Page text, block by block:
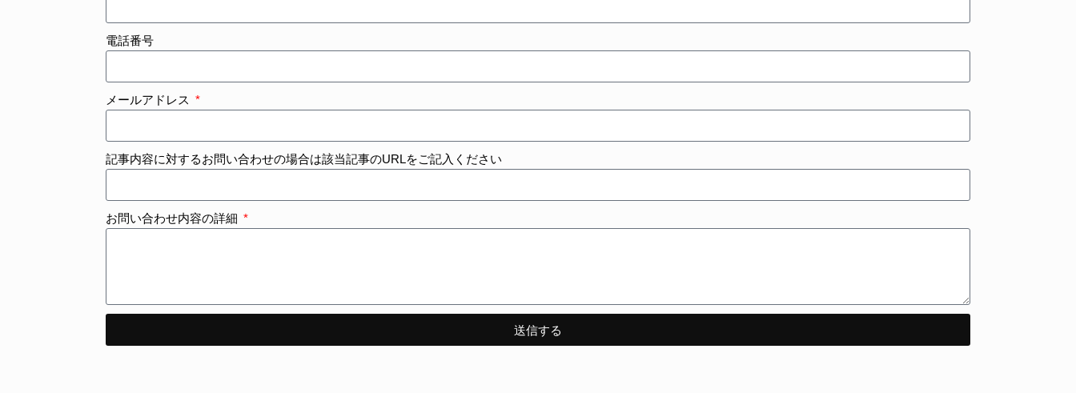
電話番号
メールアドレス
記事内容に対するお問い合わせの場合は該当記事のURLをご記入ください
お問い合わせ内容の詳細
送信する